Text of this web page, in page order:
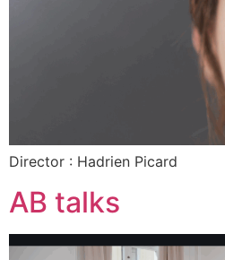
Director : Hadrien Picard
AB talks